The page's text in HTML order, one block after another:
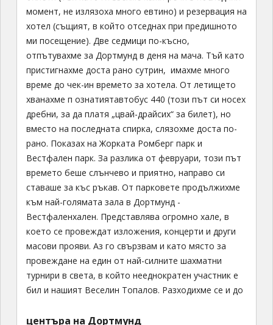
момент, не излязоха много евтино) и резервация на
хотел (същият, в който отседнах при предишното
ми посещение). Две седмици по-късно,
отпътувахме за Дортмунд в деня на мача. Тъй като
пристигнахме доста рано сутрин, имахме много
време до чек-ин времето за хотела. От летището
хванахме п ознатиятавтобус 440 (този път си носех
дребни, за да платя „цвай-драйсих“ за билет), но
вместо на последната спирка, слязохме доста по-
рано. Показах на Жорката Ромберг парк и
Вестфален парк. За разлика от февруари, този път
времето беше слънчево и приятно, направо си
ставаше за къс ръкав. От парковете продължихме
към най-голямата зала в Дортмунд -
Вестфаленхален. Представлява огромно хале, в
което се провеждат изложения, концерти и други
масови прояви. Аз го свързвам и като място за
провеждане на един от най-силните шахматни
турнири в света, в който нееднократен участник е
бил и нашият Веселин Топалов. Разходихме се и до
центъра на Дортмунд